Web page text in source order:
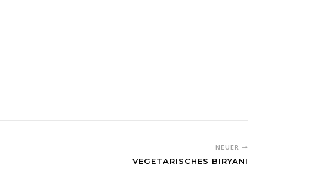
NEUER
VEGETARISCHES BIRYANI